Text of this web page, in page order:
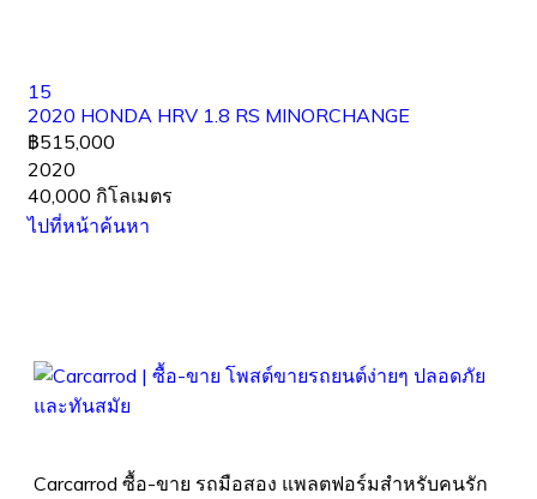
15
2020 HONDA HRV 1.8 RS MINORCHANGE
฿515,000
2020
40,000 กิโลเมตร
ไปที่หน้าค้นหา
Carcarrod ซื้อ-ขาย รถมือสอง แพลตฟอร์มสำหรับคนรัก